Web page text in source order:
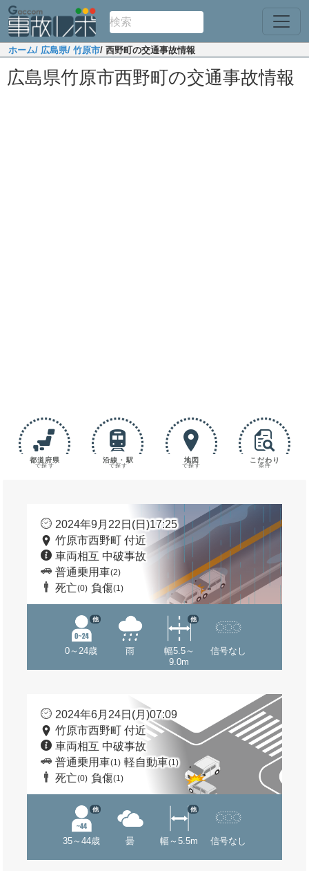
ホーム/ 広島県/ 竹原市/ 西野町の交通事故情報
広島県竹原市西野町の交通事故情報
都道府県
で探す
沿線・駅
で探す
地図
で探す
こだわり
条件
2024年9月22日(日)17:25
竹原市西野町 付近
車両相互 中破事故
普通乗用車(2)
死亡(0) 負傷(1)
0～24歳
他
雨
幅5.5～
9.0m
他
信号なし
2024年6月24日(月)07:09
竹原市西野町 付近
車両相互 中破事故
普通乗用車(1) 軽自動車(1)
死亡(0) 負傷(1)
35～44歳
他
曇 幅～5.5m
他
信号なし